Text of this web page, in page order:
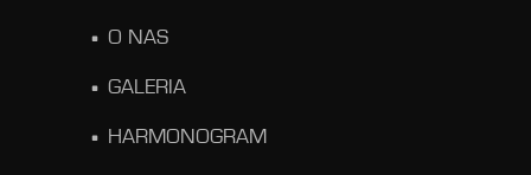
O NAS
GALERIA
HARMONOGRAM